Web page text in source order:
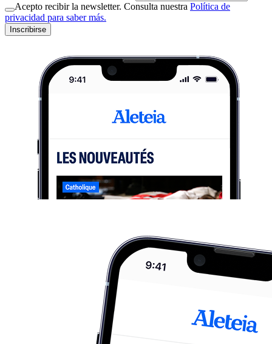
Acepto recibir la newsletter. Consulta nuestra Política de
privacidad para saber más.
Inscribirse